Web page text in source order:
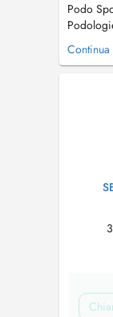
Podo
examen
charge
vous